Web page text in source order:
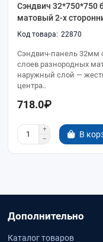
Сэндвич 32*750*750
матовый 2-х
22870
Сэндвич-панель 32мм
слоев разнородных
наружный слой —
центра..
718.0₽
В
Дополнительно
Каталог товаров